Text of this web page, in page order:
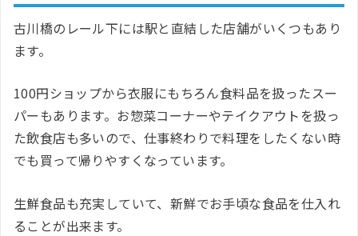
古川橋のレール下には駅と直結した店舗がいくつもあり
ます。
100円ショップから衣服にもちろん食料品を扱ったスー
パーもあります。お惣菜コーナーやテイクアウトを扱っ
た飲食店も多いので、仕事終わりで料理をしたくない時
でも買って帰りやすくなっています。
生鮮食品も充実していて、新鮮でお手頃な食品を仕入れ
ることが出来ます。